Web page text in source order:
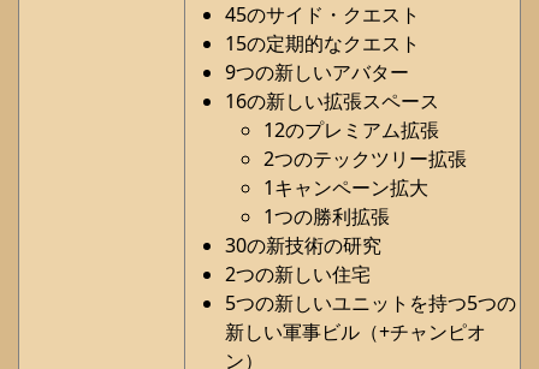
45のサイド・クエスト
15の定期的なクエスト
9つの新しいアバター
16の新しい拡張スペース
12のプレミアム拡張
2つのテックツリー拡張
1キャンペーン拡大
1つの勝利拡張
30の新技術の研究
2つの新しい住宅
5つの新しいユニットを持つ5つの
新しい軍事ビル（+チャンピオ
ン）